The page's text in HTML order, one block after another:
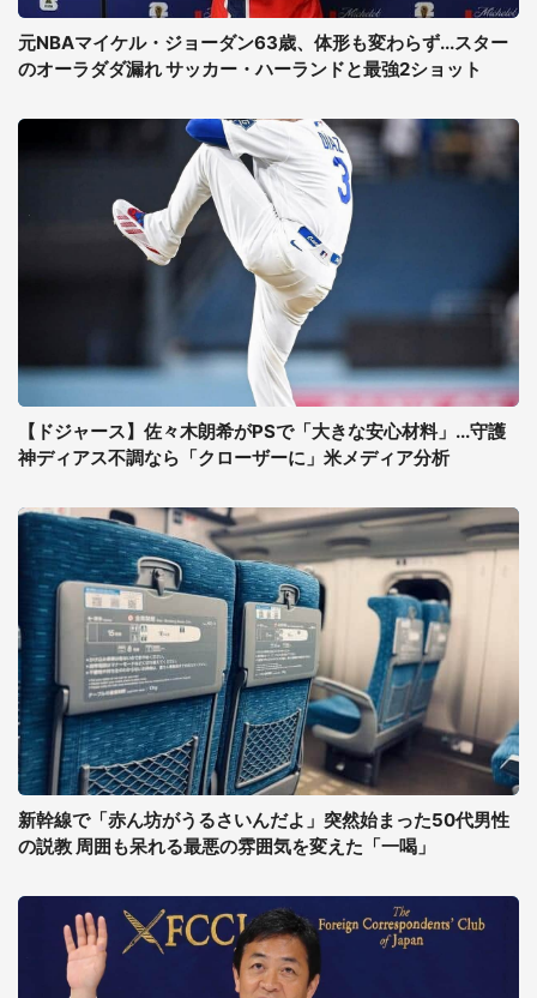
元NBAマイケル・ジョーダン63歳、体形も変わらず...スター
のオーラダダ漏れ サッカー・ハーランドと最強2ショット
【ドジャース】佐々木朗希がPSで「大きな安心材料」...守護
神ディアス不調なら「クローザーに」米メディア分析
新幹線で「赤ん坊がうるさいんだよ」突然始まった50代男性
の説教 周囲も呆れる最悪の雰囲気を変えた「一喝」